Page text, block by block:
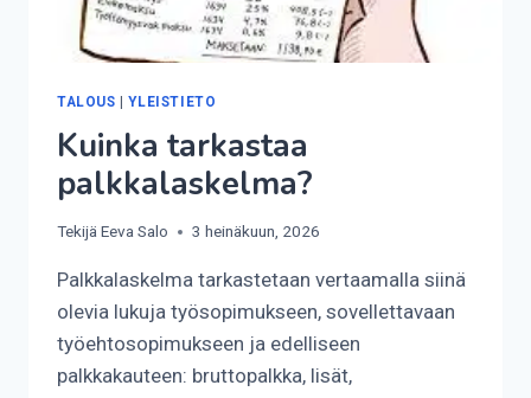
TALOUS |YLEISTIETO
Kuinka tarkastaa
palkkalaskelma?
TekijäEeva Salo 3 heinäkuun, 2026
Palkkalaskelma tarkastetaan vertaamalla siinä
olevia lukuja työsopimukseen, sovellettavaan
työehtosopimukseen ja edelliseen
palkkakauteen: bruttopalkka, lisät,